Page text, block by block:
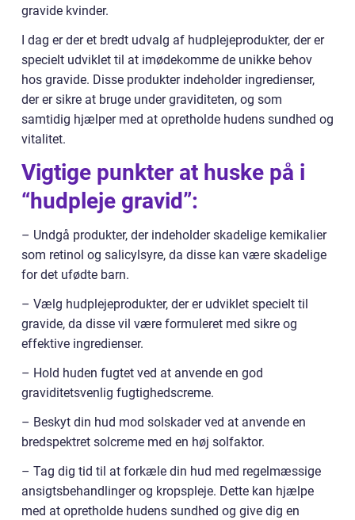
gravide kvinder.
I dag er der et bredt udvalg af hudplejeprodukter, der er
specielt udviklet til at imødekomme de unikke behov
hos gravide. Disse produkter indeholder ingredienser,
der er sikre at bruge under graviditeten, og som
samtidig hjælper med at opretholde hudens sundhed og
vitalitet.
Vigtige punkter at huske på i
“hudpleje gravid”:
– Undgå produkter, der indeholder skadelige kemikalier
som retinol og salicylsyre, da disse kan være skadelige
for det ufødte barn.
– Vælg hudplejeprodukter, der er udviklet specielt til
gravide, da disse vil være formuleret med sikre og
effektive ingredienser.
– Hold huden fugtet ved at anvende en god
graviditetsvenlig fugtighedscreme.
– Beskyt din hud mod solskader ved at anvende en
bredspektret solcreme med en høj solfaktor.
– Tag dig tid til at forkæle din hud med regelmæssige
ansigtsbehandlinger og kropspleje. Dette kan hjælpe
med at opretholde hudens sundhed og give dig en